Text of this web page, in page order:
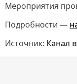
Мероприятия
Подробности —
Источник: Канал